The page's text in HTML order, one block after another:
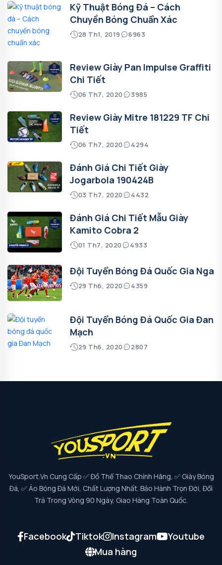
Kỹ Thuật Bóng Đá – Cách
Chuyền Bóng Chuẩn Xác
28 Th1, 2019 6963
Review Giày Pan Impulse Graffiti
Chi Tiết
06 Th7, 2020 3985
Review Giày Mitre 181229 TF Chi
Tiết
06 Th7, 2020 4294
Đánh Giá Chi Tiết Giày
Jogarbola 190424B
03 Th7, 2020 4432
Đánh Giá Chi Tiết Mẫu Giày
Kamito Cobra 2
01 Th7, 2020 4933
Đội Tuyển Bóng Đá Quốc Gia Nga
29 Th6, 2020 4359
Đội Tuyển Bóng Đá Quốc Gia Đan
Mạch
29 Th6, 2020 2807
YouSport.vn Cung Cấp ✅ Đồ Thể Thao Chính Hãng, ✅ Giày Bóng
Đá, ✅ Áo Bóng Đá Mới, Chất Lượng Nhất. Bảo Hành Trọn Đời, Đổi
Trả Trong Vòng 90 Ngày, Giao Hàng Toàn Quốc.
Facebook Tiktok Instagram
Youtube
Mua hàng